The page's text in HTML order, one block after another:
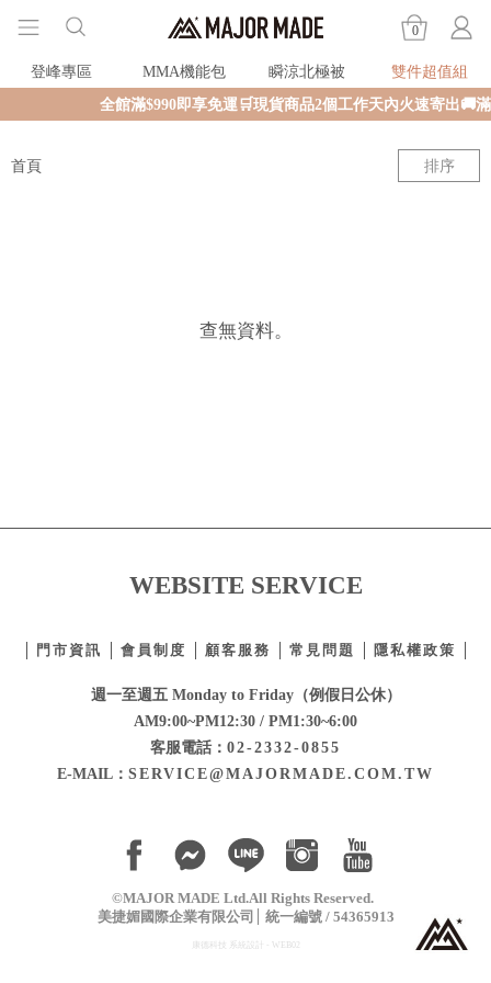
0
登峰專區 MMA機能包 瞬涼北極被
雙件超值組
全館滿$990即享免運🛒現貨商品2個工作天內火速寄出🚚
首頁 排序
查無資料。
WEBSITE SERVICE
門市資訊 會員制度 顧客服務 常見問題 隱私權政策
週一至週五 Monday to Friday（例假日公休）
AM9:00~PM12:30 / PM1:30~6:00
客服電話： 02-2332-0855
E-MAIL： SERVICE@MAJORMADE.COM.TW
©MAJOR MADE Ltd.All Rights Reserved.
美捷媚國際企業有限公司
統一編號 / 54365913
康德科技 系統設計 - WEB02